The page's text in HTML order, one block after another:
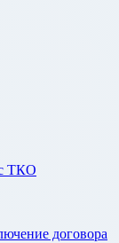
ТКО
договора